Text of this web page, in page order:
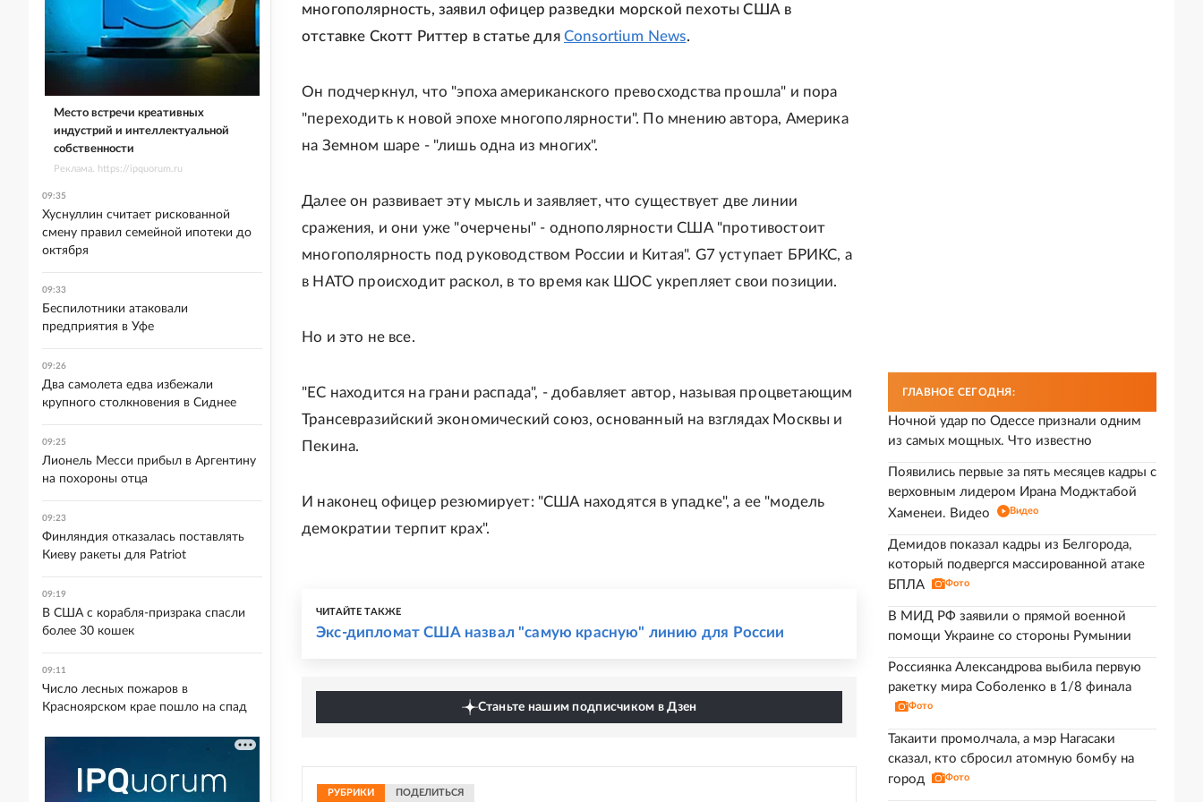
многополярность, заявил офицер разведки морской пехоты США в
отставке Скотт Риттер в статье для Consortium News.
Он подчеркнул, что "эпоха американского превосходства прошла" и пора
"переходить к новой эпохе многополярности". По мнению автора, Америка
на Земном шаре - "лишь одна из многих".
Далее он развивает эту мысль и заявляет, что существует две линии
сражения, и они уже "очерчены" - однополярности США "противостоит
многополярность под руководством России и Китая". G7 уступает БРИКС, а
в НАТО происходит раскол, в то время как ШОС укрепляет свои позиции.
Но и это не все.
"ЕС находится на грани распада", - добавляет автор, называя процветающим
Трансевразийский экономический союз, основанный на взглядах Москвы и
Пекина.
И наконец офицер резюмирует: "США находятся в упадке", а ее "модель
демократии терпит крах".
ЧИТАЙТЕ ТАКЖЕ
Экс-дипломат США назвал "самую красную" линию для России
Станьте нашим подписчиком в Дзен
РУБРИКИ ПОДЕЛИТЬСЯ
ГЛАВНОЕ СЕГОДНЯ:
Ночной удар по Одессе признали одним
из самых мощных. Что известно
Появились первые за пять месяцев кадры с
верховным лидером Ирана Моджтабой
Хаменеи. Видео
Видео
Демидов показал кадры из Белгорода,
который подвергся массированной атаке
БПЛА
Фото
В МИД РФ заявили о прямой военной
помощи Украине со стороны Румынии
Россиянка Александрова выбила первую
ракетку мира Соболенко в 1/8 финала
Фото
Такаити промолчала, а мэр Нагасаки
сказал, кто сбросил атомную бомбу на
город
Фото
Место встречи креативных
индустрий и интеллектуальной
собственности
Реклама. https://ipquorum.ru
09:35
Хуснуллин считает рискованной
смену правил семейной ипотеки до
октября
09:33
Беспилотники атаковали
предприятия в Уфе
09:26
Два самолета едва избежали
крупного столкновения в Сиднее
09:25
Лионель Месси прибыл в Аргентину
на похороны отца
09:23
Финляндия отказалась поставлять
Киеву ракеты для Patriot
09:19
В США с корабля-призрака спасли
более 30 кошек
09:11
Число лесных пожаров в
Красноярском крае пошло на спад